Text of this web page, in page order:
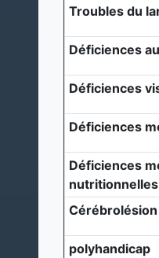
Troubles du
Déficiences
Déficiences
Déficiences
Déficiences
nutritionnelles
Cérébrolésion
polyhandicap